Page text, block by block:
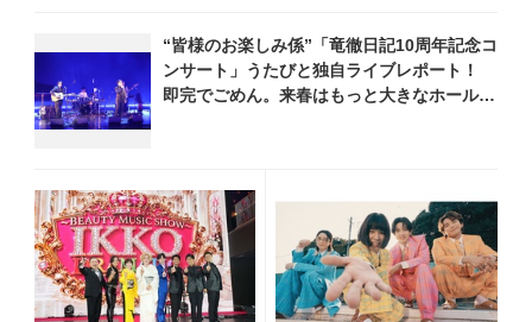
“皆様のお楽しみ係”「竜徹日記10周年記念コ
ンサート」うたびと独自ライブレポート！
即完でごめん。来春はもっと大きなホールで